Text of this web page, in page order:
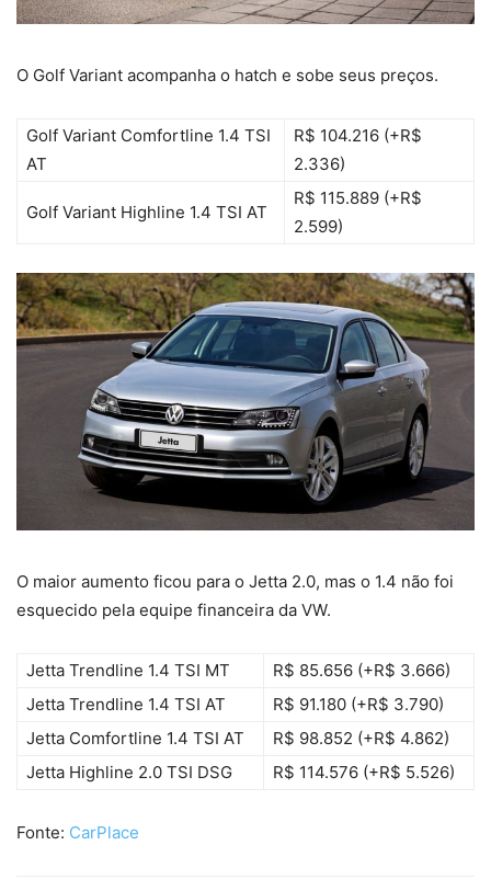
O Golf Variant acompanha o hatch e sobe seus preços.
Golf Variant Comfortline 1.4 TSI
AT
R$ 104.216 (+R$
2.336)
Golf Variant Highline 1.4 TSI AT
R$ 115.889 (+R$
2.599)
O maior aumento ficou para o Jetta 2.0, mas o 1.4 não foi
esquecido pela equipe financeira da VW.
Jetta Trendline 1.4 TSI MT
R$ 85.656 (+R$ 3.666)
Jetta Trendline 1.4 TSI AT
R$ 91.180 (+R$ 3.790)
Jetta Comfortline 1.4 TSI AT
R$ 98.852 (+R$ 4.862)
Jetta Highline 2.0 TSI DSG
R$ 114.576 (+R$ 5.526)
Fonte: CarPlace